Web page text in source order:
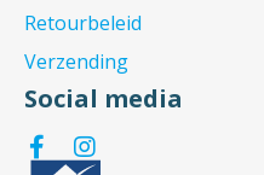
Retourbeleid
Verzending
Social media